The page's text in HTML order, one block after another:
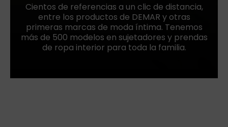
Cientos de referencias a un clic de distancia,
entre los productos de DEMAR y otras
primeras marcas de moda íntima. Tenemos
más de 500 modelos en sujetadores y prendas
de ropa interior para toda la familia.